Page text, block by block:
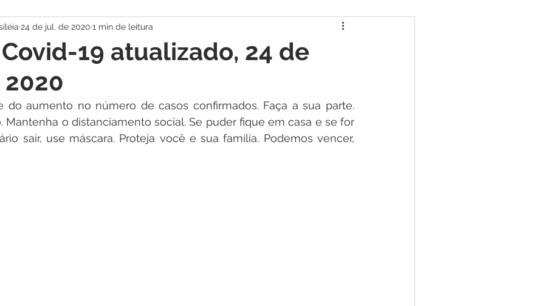
Gabinete Agricultura e Produção Meio Ambiente
Campanhas
de Esclarecimento Emenda Parlamentar Nota de Pesar Defesa Civil
19 atualizado, 24 de
24 de jul. de 2020 1 min de leitura
do aumento no número de casos confirmados. Faça a sua parte.
Mantenha o distanciamento social. Se puder fique em casa e se for
sair, use máscara. Proteja você e sua família. Podemos vencer,